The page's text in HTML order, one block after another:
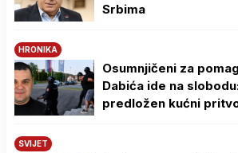
Srbima
HRONIKA
Osumnjičeni za
Dabića ide na
predložen kućni
SVIJET